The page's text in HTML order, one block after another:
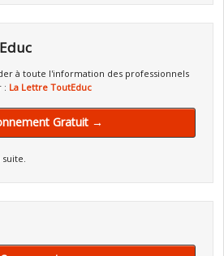
à toute l'information des professionnels
: La Lettre ToutEduc
Gratuit →
suite.